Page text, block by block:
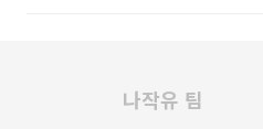
나작유 팀